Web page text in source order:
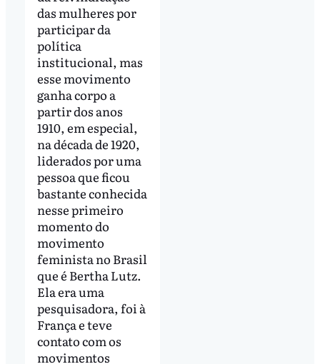
das mulheres por
participar da
política
institucional, mas
esse movimento
ganha corpo a
partir dos anos
1910, em especial,
na década de 1920,
liderados por uma
pessoa que ficou
bastante conhecida
nesse primeiro
momento do
movimento
feminista no Brasil
que é Bertha Lutz.
Ela era uma
pesquisadora, foi à
França e teve
contato com os
movimentos